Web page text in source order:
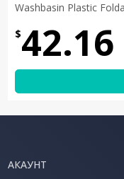
Washbasin Plastic
$42.16
АКАУНТ